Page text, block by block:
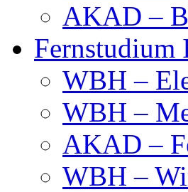
AKAD –
Fernstudium
WBH –
WBH –
AKAD –
WBH –